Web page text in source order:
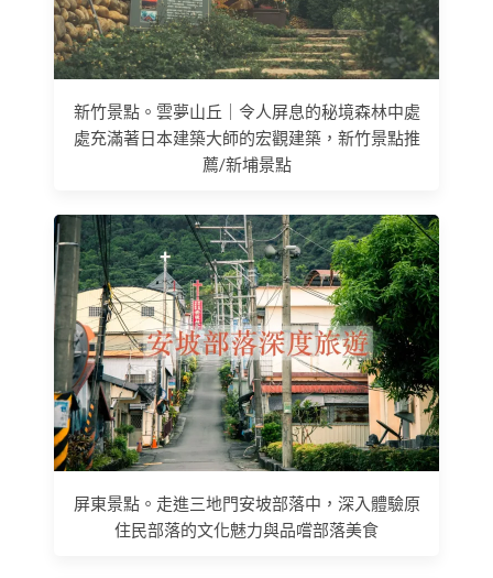
新竹景點。雲夢山丘｜令人屏息的秘境森林中處
處充滿著日本建築大師的宏觀建築，新竹景點推
薦/新埔景點
屏東景點。走進三地門安坡部落中，深入體驗原
住民部落的文化魅力與品嚐部落美食